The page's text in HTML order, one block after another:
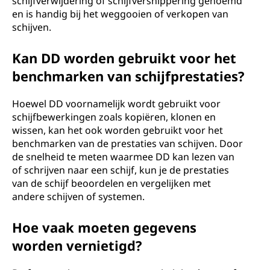
en is handig bij het weggooien of verkopen van
schijven.
Kan DD worden gebruikt voor het
benchmarken van schijfprestaties?
Hoewel DD voornamelijk wordt gebruikt voor
schijfbewerkingen zoals kopiëren, klonen en
wissen, kan het ook worden gebruikt voor het
benchmarken van de prestaties van schijven. Door
de snelheid te meten waarmee DD kan lezen van
of schrijven naar een schijf, kun je de prestaties
van de schijf beoordelen en vergelijken met
andere schijven of systemen.
Hoe vaak moeten gegevens
worden vernietigd?